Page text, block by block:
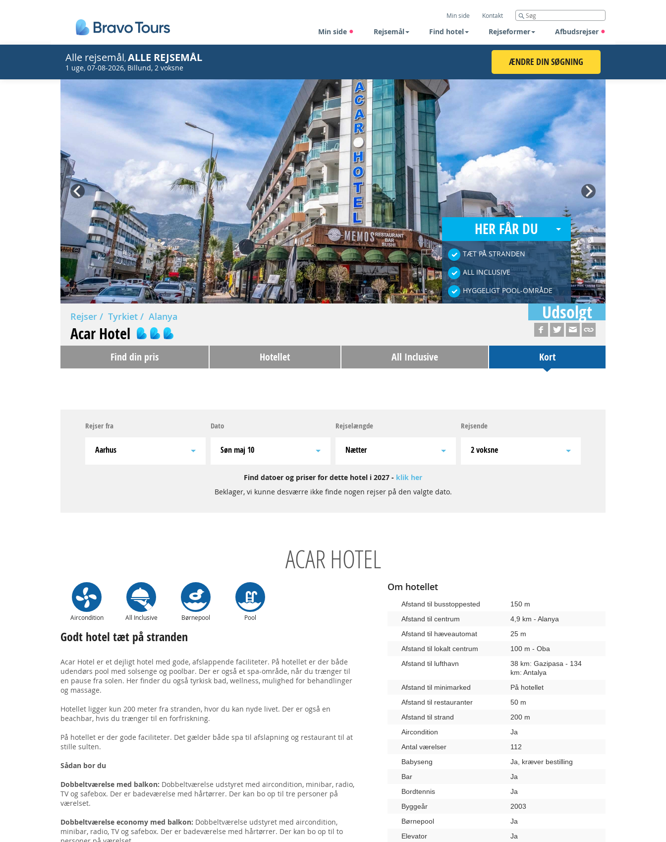
Min side Kontakt
Min side Rejsemål Find hotel Rejseformer Afbudsrejser
Alle rejsemål, ALLE REJSEMÅL
1 uge, 07-08-2026, Billund, 2 voksne ÆNDRE DIN SØGNING
HER FÅR DU
TÆT PÅ STRANDEN
ALL INCLUSIVE
HYGGELIGT POOL-OMRÅDE
Prev Next
Rejser Tyrkiet Alanya Udsolgt
Acar Hotel
Find din pris Hotellet All Inclusive Kort
Rejser fra
Aarhus
Dato
søn maj 10
Rejselængde
Nætter
Rejsende
2 voksne
Find datoer og priser for dette hotel i 2027 - klik her
Beklager, vi kunne desværre ikke finde nogen rejser på den valgte dato.
ACAR HOTEL
Aircondition All Inclusive Børnepool Pool
Godt hotel tæt på stranden
Acar Hotel er et dejligt hotel med gode, afslappende faciliteter. På hotellet er der både
udendørs pool med solsenge og poolbar. Der er også et spa-område, når du trænger til
en pause fra solen. Her finder du også tyrkisk bad, wellness, mulighed for behandlinger
og massage.
Hotellet ligger kun 200 meter fra stranden, hvor du kan nyde livet. Der er også en
beachbar, hvis du trænger til en forfriskning.
På hotellet er der gode faciliteter. Det gælder både spa til afslapning og restaurant til at
stille sulten.
Sådan bor du
Dobbeltværelse med balkon: Dobbeltværelse udstyret med aircondition, minibar, radio,
TV og safebox. Der er badeværelse med hårtørrer. Der kan bo op til tre personer på
værelset.
Dobbeltværelse economy med balkon: Dobbeltværelse udstyret med aircondition,
minibar, radio, TV og safebox. Der er badeværelse med hårtørrer. Der kan bo op til to
Om hotellet
Afstand til busstoppested
150 m
Afstand til centrum
4,9 km - Alanya
Afstand til hæveautomat
25 m
Afstand til lokalt centrum
100 m - Oba
Afstand til lufthavn
38 km: Gazipasa - 134
km: Antalya
Afstand til minimarked
På hotellet
Afstand til restauranter
50 m
Afstand til strand
200 m
Aircondition
Ja
Antal værelser
112
Babyseng
Ja, kræver bestilling
Bar
Ja
Bordtennis
Ja
Byggeår
2003
Børnepool
Ja
Elevator
Ja